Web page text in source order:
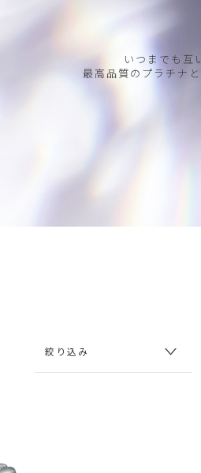
いつまでも互
最高品質のプラチナ
絞り込み